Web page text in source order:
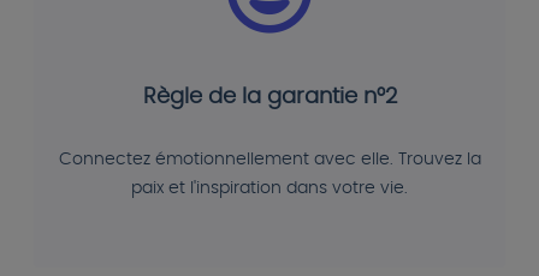
Règle de la garantie n°2
Connectez émotionnellement avec elle. Trouvez la
paix et l'inspiration dans votre vie.